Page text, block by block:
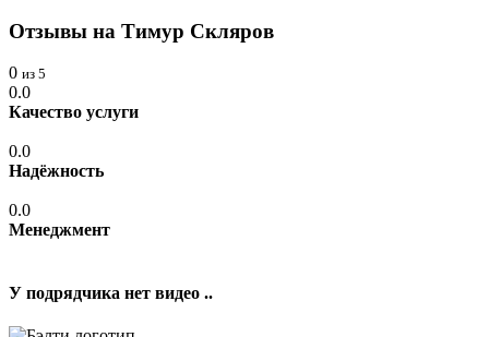
Отзывы на Тимур Скляров
0 из 5
0.0
Качество услуги
0.0
Надёжность
0.0
Менеджмент
У подрядчика нет видео ..